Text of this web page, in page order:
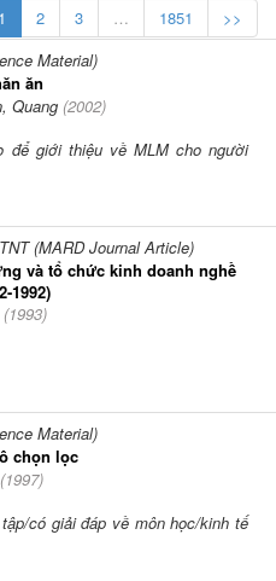
1 2 3 … 1851
>>
Material)
ăn
Quang (2002)
để giới thiệu về MLM cho người
(MARD Journal Article)
và tổ chức kinh doanh nghề
1992)
(1993)
Material)
chọn lọc
(1997)
có giải đáp về môn học/kinh tế